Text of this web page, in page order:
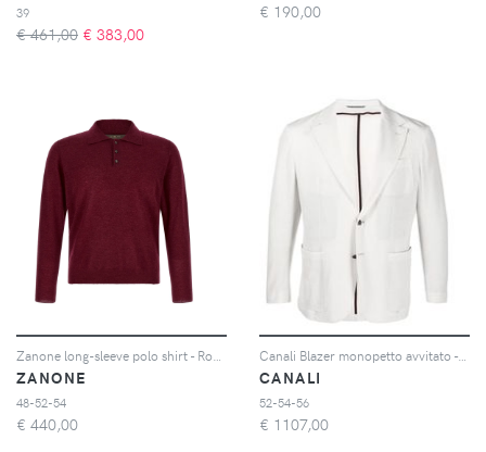
39
€ 461,00 € 383,00
€ 190,00
Zanone long-sleeve polo shirt - Rosso
ZANONE
48-52-54
€ 440,00
Canali Blazer monopetto avvitato - Grigio
CANALI
52-54-56
€ 1107,00